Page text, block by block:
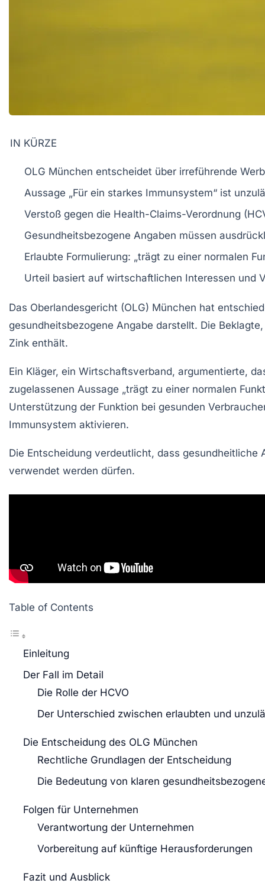
IN KÜRZE
OLG München entscheidet über irreführende
Aussage „Für ein starkes Immunsystem“ ist
Verstoß gegen die Health-Claims-Verordnung
Gesundheitsbezogene Angaben müssen
Erlaubte Formulierung: „trägt zu einer normalen
Urteil basiert auf wirtschaftlichen Interessen und
Das Oberlandesgericht (OLG) München hat
gesundheitsbezogene Angabe darstellt. Die
Zink enthält.
Ein Kläger, ein Wirtschaftsverband, argumentierte,
zugelassenen Aussage „trägt zu einer normalen
Unterstützung der Funktion bei gesunden
Immunsystem aktivieren.
Die Entscheidung verdeutlicht, dass
verwendet werden dürfen.
Table of Contents
Einleitung
Der Fall im Detail
Die Rolle der HCVO
Der Unterschied zwischen erlaubten und
Die Entscheidung des OLG München
Rechtliche Grundlagen der Entscheidung
Die Bedeutung von klaren
Folgen für Unternehmen
Verantwortung der Unternehmen
Vorbereitung auf künftige Herausforderungen
Fazit und Ausblick